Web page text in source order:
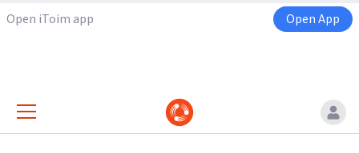
Open iToim app Open App